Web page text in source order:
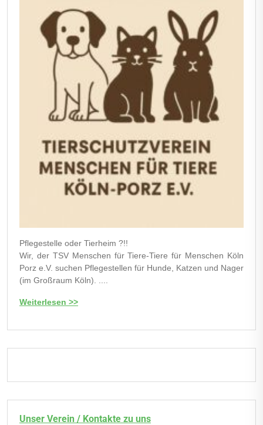
Pflegestelle oder Tierheim ?!!
Wir, der TSV Menschen für Tiere-Tiere für Menschen Köln
Porz e.V. suchen Pflegestellen für Hunde, Katzen und Nager
(im Großraum Köln). ....
Weiterlesen >>
Unser Verein / Kontakte zu uns